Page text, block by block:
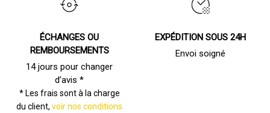
ÉCHANGES OU
REMBOURSEMENTS
14 jours pour changer
d’avis *
* Les frais sont à la charge
du client,voir nos conditions
EXPÉDITION SOUS 24H
Envoi soigné